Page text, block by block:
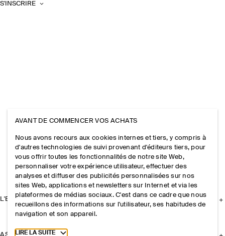
S'INSCRIRE
L'ENTREPRISE
AVANT DE COMMENCER VOS ACHATS
Nous avons recours aux cookies internes et tiers, y compris à
d'autres technologies de suivi provenant d'éditeurs tiers, pour
vous offrir toutes les fonctionnalités de notre site Web,
personnaliser votre expérience utilisateur, effectuer des
analyses et diffuser des publicités personnalisées sur nos
sites Web, applications et newsletters sur Internet et via les
plateformes de médias sociaux. C'est dans ce cadre que nous
recueillons des informations sur l'utilisateur, ses habitudes de
navigation et son appareil.
Toggle more cookie information
LIRE LA SUITE